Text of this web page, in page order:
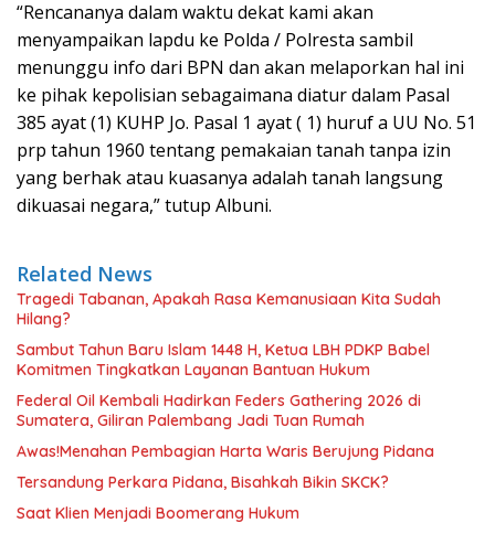
“Rencananya dalam waktu dekat kami akan
menyampaikan lapdu ke Polda / Polresta sambil
menunggu info dari BPN dan akan melaporkan hal ini
ke pihak kepolisian sebagaimana diatur dalam Pasal
385 ayat (1) KUHP Jo. Pasal 1 ayat ( 1) huruf a UU No. 51
prp tahun 1960 tentang pemakaian tanah tanpa izin
yang berhak atau kuasanya adalah tanah langsung
dikuasai negara,” tutup Albuni.
Related News
Tragedi Tabanan, Apakah Rasa Kemanusiaan Kita Sudah
Hilang?
Sambut Tahun Baru Islam 1448 H, Ketua LBH PDKP Babel
Komitmen Tingkatkan Layanan Bantuan Hukum
Federal Oil Kembali Hadirkan Feders Gathering 2026 di
Sumatera, Giliran Palembang Jadi Tuan Rumah
Awas!Menahan Pembagian Harta Waris Berujung Pidana
Tersandung Perkara Pidana, Bisahkah Bikin SKCK?
Saat Klien Menjadi Boomerang Hukum